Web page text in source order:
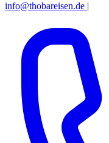
info@thobareisen.de |